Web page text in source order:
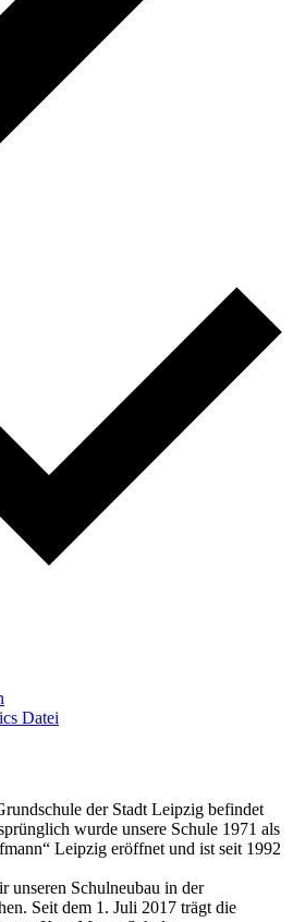
Datei
der Stadt Leipzig befindet
wurde unsere Schule 1971 als
Leipzig eröffnet und ist seit 1992
unseren Schulneubau in der
Seit dem 1. Juli 2017 trägt die